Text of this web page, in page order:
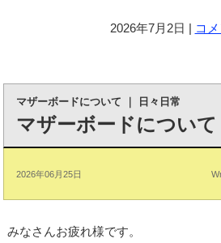
2026年7月2日 | コ
マザーボードについて 日々日常
マザーボードについて
2026年06月25日
みなさんお疲れ様です。